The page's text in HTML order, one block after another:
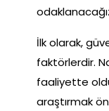
İlk olarak,
faktörlerdir.
faaliyette
araştırmak